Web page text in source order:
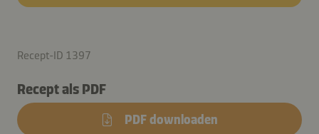
Recept-ID 1397
Recept als PDF
PDF downloaden